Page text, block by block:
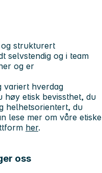
strukturert
selvstendig og i team
og er
variert hverdag
høy etisk bevissthet, du
helhetsorientert, du
lese mer om våre etiske
her.
oss